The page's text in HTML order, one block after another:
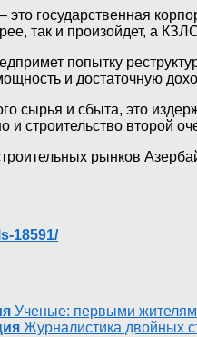
государственная
так и произойдет, а
попытку
и достаточную
сырья и сбыта, это
и строительство второй
рынков
18591/
Ученые: первыми
Журналистика двойных